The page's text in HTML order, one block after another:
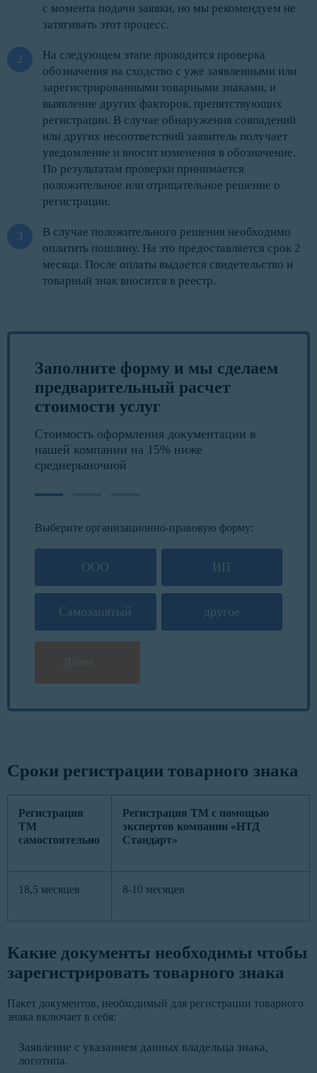
с момента подачи заявки, но мы рекомендуем не
затягивать этот процесс.
На следующем этапе проводится проверка
обозначения на сходство с уже заявленными или
зарегистрированными товарными знаками, и
выявление других факторов, препятствующих
регистрации. В случае обнаружения совпадений
или других несоответствий заявитель получает
уведомление и вносит изменения в обозначение.
По результатам проверки принимается
положительное или отрицательное решение о
регистрации.
В случае положительного решения необходимо
оплатить пошлину. На это предоставляется срок 2
месяца. После оплаты выдается свидетельство и
товарный знак вносится в реестр.
Заполните форму и мы сделаем
предварительный расчет
стоимости услуг
Стоимость оформления документации в
нашей компании на 15% ниже
среднерыночной
Выберите организационно-правовую форму:
ООО ИП
Самозанятый другое
Далее
Сроки регистрации товарного знака
Регистрация
ТМ
самостоятельно
Регистрация ТМ с помощью
экспертов компании «НТД
Стандарт»
18,5 месяцев 8-10 месяцев
Какие документы необходимы чтобы
зарегистрировать товарного знака
Пакет документов, необходимый для регистрации товарного
знака включает в себя:
Заявление с указанием данных владельца знака,
логотипа.